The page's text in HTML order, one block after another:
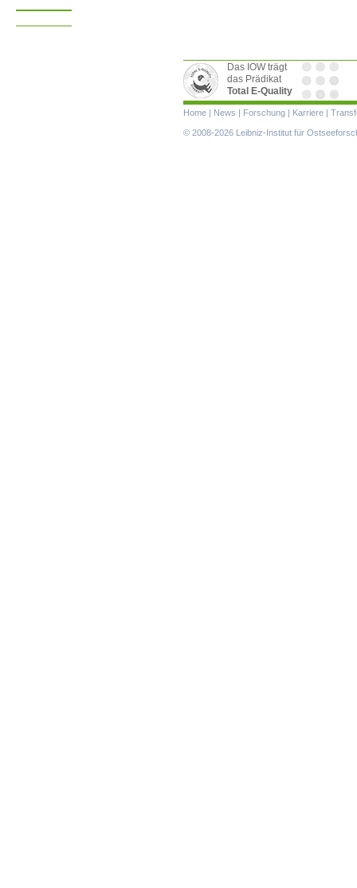
Das IOW trägt
das Prädikat
Total E-Quality
Navigation
überspringen
Home | News | Forschung | Karriere |
© 2008-2026 Leibniz-Institut für